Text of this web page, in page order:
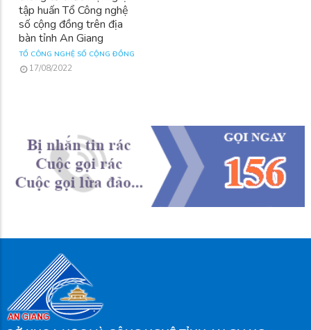
tập huấn Tổ Công nghệ
số cộng đồng trên địa
bàn tỉnh An Giang
TỔ CÔNG NGHỆ SỐ CỘNG ĐỒNG
17/08/2022